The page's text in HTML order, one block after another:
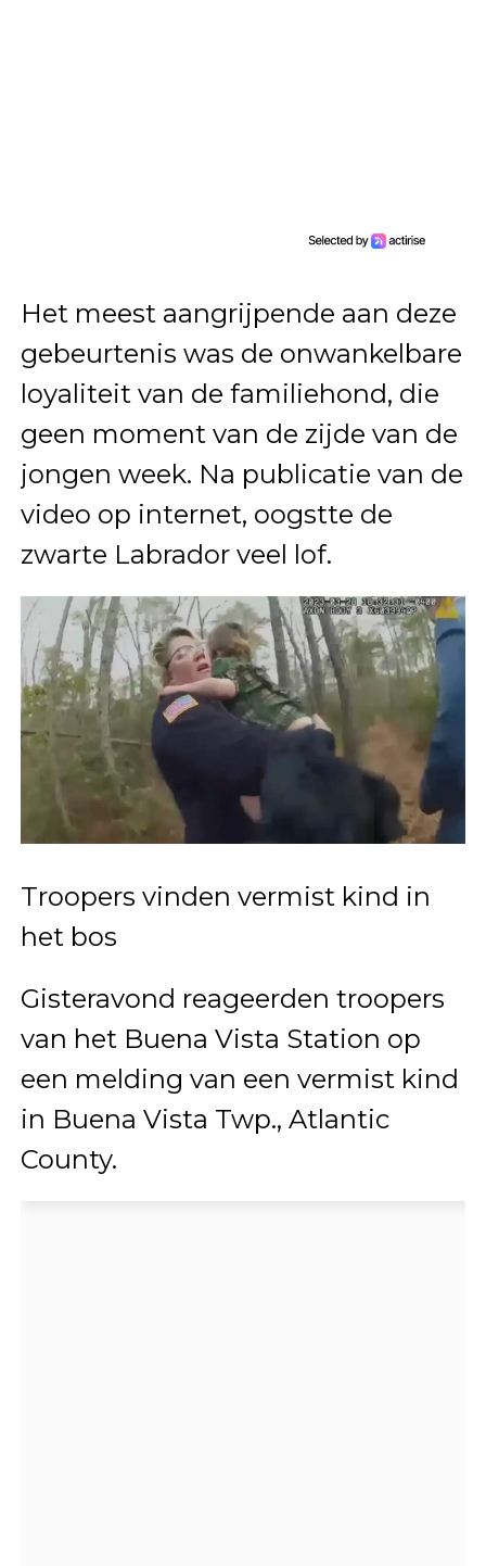
Het meest aangrijpende aan deze
gebeurtenis was de onwankelbare
loyaliteit van de familiehond, die
geen moment van de zijde van de
jongen week. Na publicatie van de
video op internet, oogstte de
zwarte Labrador veel lof.
Troopers vinden vermist kind in
het bos
Gisteravond reageerden troopers
van het Buena Vista Station op
een melding van een vermist kind
in Buena Vista Twp., Atlantic
County.